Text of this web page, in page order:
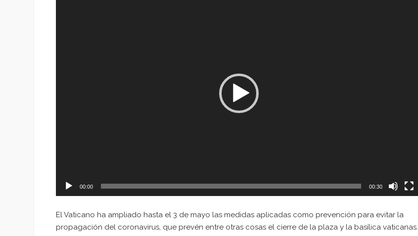
00:00 00:30
El Vaticano ha ampliado hasta el 3 de mayo las medidas aplicadas como prevención para evitar la
propagación del coronavirus, que prevén entre otras cosas el cierre de la plaza y la basílica vaticanas.